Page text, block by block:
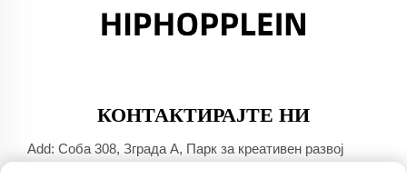
КОНТАКТИРАЈТЕ НИ
Add: Соба 308, Зграда А, Парк за креативен развој